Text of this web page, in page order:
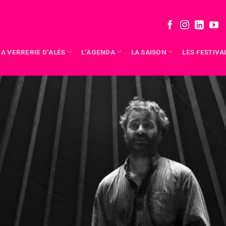
VERRERIE D’ALÈS L’AGENDA LA SAISON LES